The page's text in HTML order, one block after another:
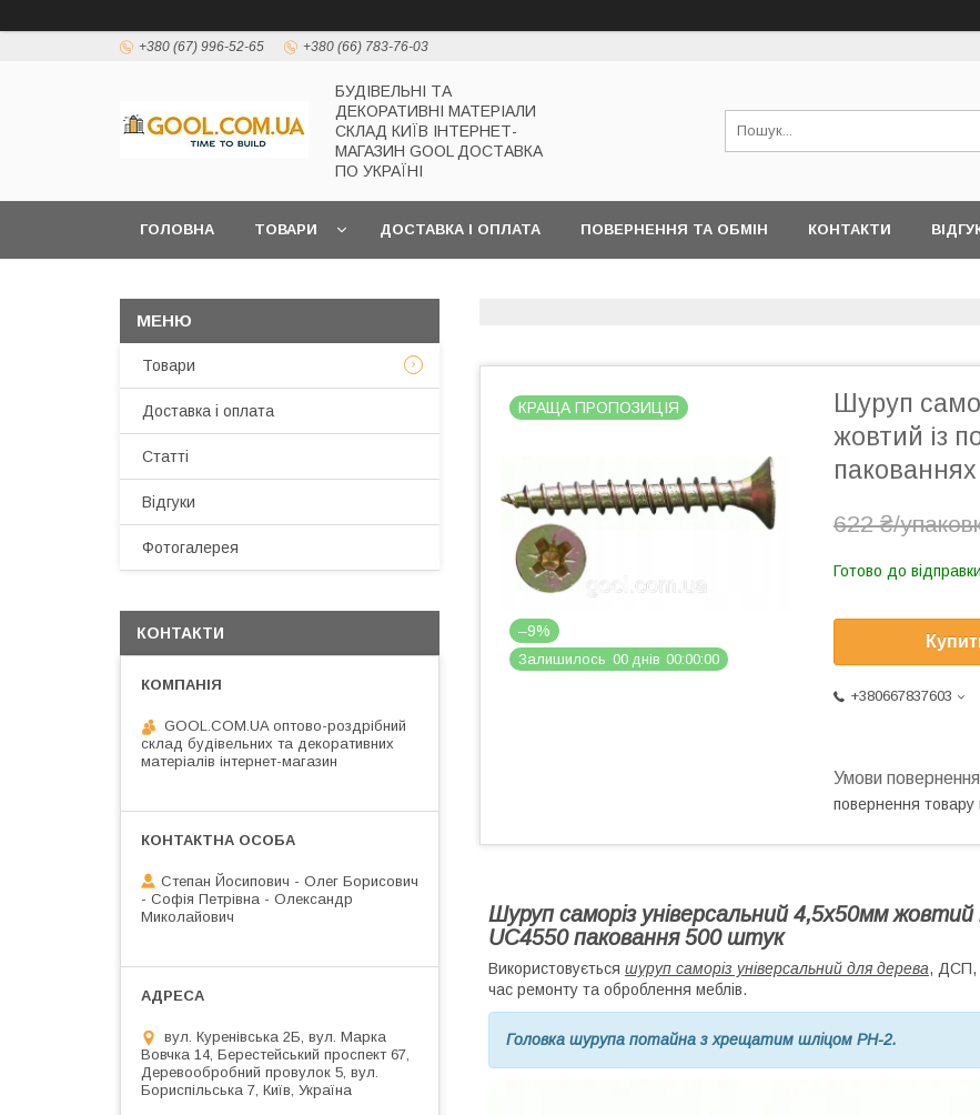
+380 (67) 996-52-65 +380 (66) 783-76-03
БУДІВЕЛЬНІ ТА
ДЕКОРАТИВНІ МАТЕРІАЛИ
СКЛАД КИЇВ ІНТЕРНЕТ-
МАГАЗИН GOOL ДОСТАВКА
ПО УКРАЇНІ
ГОЛОВНА ТОВАРИ ДОСТАВКА І ОПЛАТА ПОВЕРНЕННЯ ТА ОБМІН КОНТАКТИ
КРАЩА ПРОПОЗИЦІЯ
–9%
Залишилось 00 днів 00 00 00
Шуруп
жовтий із
622 ₴/
Готово до відправки
+380667837603
повернення товару
Шуруп саморіз універсальний 4,5х50мм
UC4550 паковання 500 штук
Використовується шуруп саморіз універсальний для дерева, ДСП,
час ремонту та оброблення меблів.
Головка шурупа потайна з хрещатим шліцом РН-2.
Товари
Доставка і оплата
Статті
Відгуки
Фотогалерея
КОНТАКТИ
GOOL.COM.UA оптово-роздрібний
склад будівельних та декоративних
матеріалів інтернет-магазин
Степан Йосипович - Олег Борисович
- Софія Петрівна - Олександр
Миколайович
вул. Куренівська 2Б, вул. Марка
Вовчка 14, Берестейський проспект 67,
Деревообробний провулок 5, вул.
Бориспільська 7, Київ, Україна